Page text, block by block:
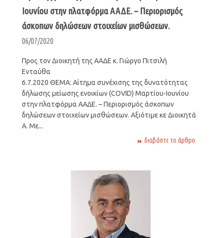
Ιουνίου στην πλατφόρμα ΑΑΔΕ. – Περιορισμός
άσκοπων δηλώσεων στοιχείων μισθώσεων.
06/07/2020
Προς τον Διοικητή της ΑΑΔΕ κ. Γιώργο Πιτσιλή
6.7.2020 ΘΕΜΑ: Αίτημα συνέχισης της δυνατότητας
δήλωσης μείωσης ενοικίων (COVID) Μαρτίου-Ιουνίου
στην πλατφόρμα ΑΑΔΕ. – Περιορισμός άσκοπων
δηλώσεων στοιχείων μισθώσεων. Αξιότιμε κε Διοικητά
Α. Με...
διαβάστε το άρθρο